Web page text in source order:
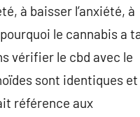
à baisser l’anxiété, à
le cannabis a
vérifier le cbd avec le
sont identiques et
référence aux